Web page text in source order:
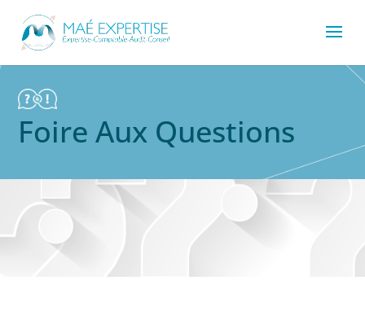
Foire Aux Questions